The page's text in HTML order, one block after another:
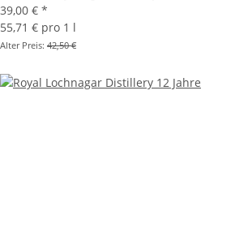
39,00 € *
55,71 € pro 1 l
Alter Preis: 42,50 €